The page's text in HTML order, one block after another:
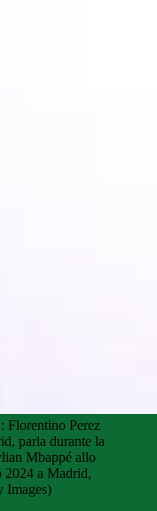
Perez
parla durante la
Mbappé allo
2024 a Madrid,
Images)